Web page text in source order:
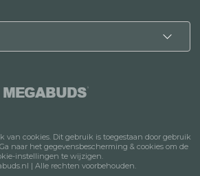
MEGABUDS ®
van cookies. Dit gebruik is toegestaan door gebruik
naar het gegevensbescherming & cookies om de
instellingen te wijzigen.
| Alle rechten voorbehouden.